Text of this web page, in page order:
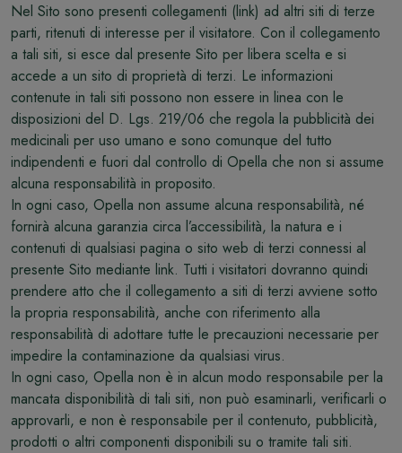
Nel Sito sono presenti collegamenti (link) ad altri siti di terze
parti, ritenuti di interesse per il visitatore. Con il collegamento
a tali siti, si esce dal presente Sito per libera scelta e si
accede a un sito di proprietà di terzi. Le informazioni
contenute in tali siti possono non essere in linea con le
disposizioni del D. Lgs. 219/06 che regola la pubblicità dei
medicinali per uso umano e sono comunque del tutto
indipendenti e fuori dal controllo di Opella che non si assume
alcuna responsabilità in proposito.
In ogni caso, Opella non assume alcuna responsabilità, né
fornirà alcuna garanzia circa l’accessibilità, la natura e i
contenuti di qualsiasi pagina o sito web di terzi connessi al
presente Sito mediante link. Tutti i visitatori dovranno quindi
prendere atto che il collegamento a siti di terzi avviene sotto
la propria responsabilità, anche con riferimento alla
responsabilità di adottare tutte le precauzioni necessarie per
impedire la contaminazione da qualsiasi virus.
In ogni caso, Opella non è in alcun modo responsabile per la
mancata disponibilità di tali siti, non può esaminarli, verificarli o
approvarli, e non è responsabile per il contenuto, pubblicità,
prodotti o altri componenti disponibili su o tramite tali siti.